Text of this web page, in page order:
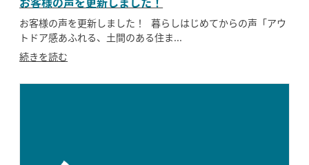
お客様の声を更新しました！ 暮らしはじめてからの声「アウ
トドア感あふれる、土間のある住ま...
続きを読む